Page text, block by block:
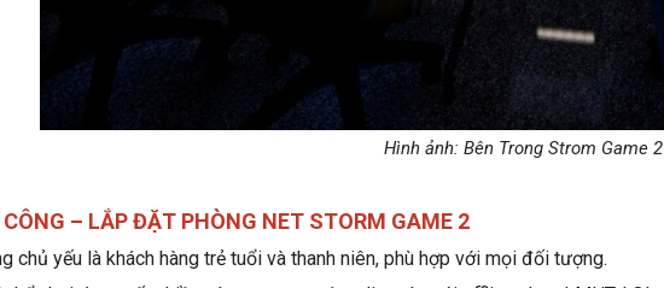
Hình ảnh: Bên Trong Strom Game 2
– LẮP ĐẶT PHÒNG NET STORM GAME 2
chủ yếu là khách hàng trẻ tuổi và thanh niên, phù hợp với mọi đối tượng.